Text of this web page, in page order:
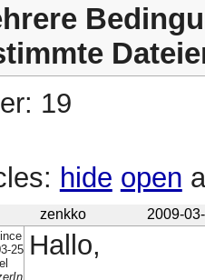
19
hide open
zenkko 2009-
25 Hallo,